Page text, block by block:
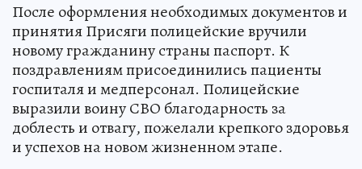
После оформления необходимых документов и
принятия Присяги полицейские вручили
новому гражданину страны паспорт. К
поздравлениям присоединились пациенты
госпиталя и медперсонал. Полицейские
выразили воину СВО благодарность за
доблесть и отвагу, пожелали крепкого здоровья
и успехов на новом жизненном этапе.